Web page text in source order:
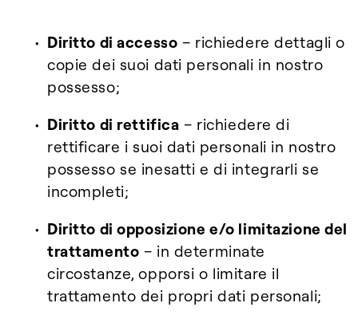
Diritto di accesso – richiedere dettagli o
copie dei suoi dati personali in nostro
possesso;
Diritto di rettifica – richiedere di
rettificare i suoi dati personali in nostro
possesso se inesatti e di integrarli se
incompleti;
Diritto di opposizione e/o limitazione del
trattamento – in determinate
circostanze, opporsi o limitare il
trattamento dei propri dati personali;